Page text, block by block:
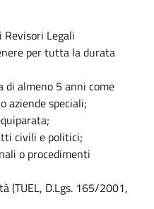
Revisori Legali
per tutta la durata
di almeno 5 anni come
aziende speciali;
civili e politici;
o procedimenti
(TUEL, D.Lgs. 165/2001,